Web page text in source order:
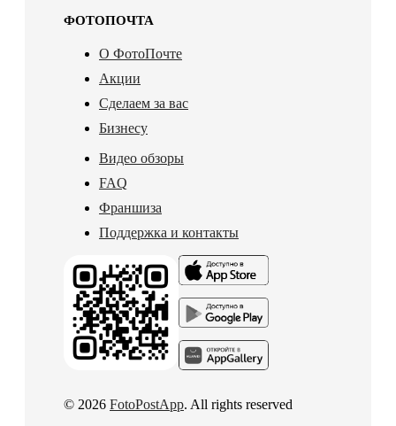
ФОТОПОЧТА
О ФотоПочте
Акции
Сделаем за вас
Бизнесу
Видео обзоры
FAQ
Франшиза
Поддержка и контакты
© 2026 FotoPostApp. All rights reserved